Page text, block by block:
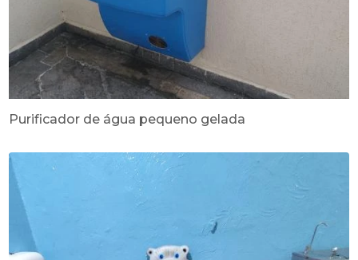
Purificador de água pequeno gelada